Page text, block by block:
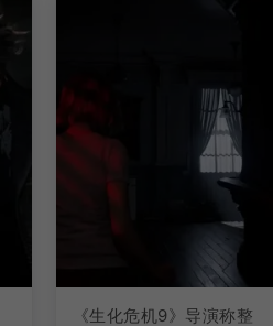
《生化危机9》导演称整